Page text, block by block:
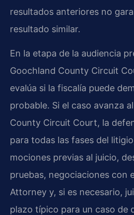
resultados anteriores no
resultado similar.
En la etapa de la audiencia
Goochland County Circuit
evalúa si la fiscalía puede
probable. Si el caso avanza
County Circuit Court, la
para todas las fases del
mociones previas al juicio,
pruebas, negociaciones con
Attorney y, si es necesario,
plazo típico para un caso de